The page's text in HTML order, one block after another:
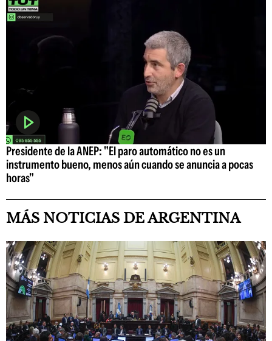
Presidente de la ANEP: "El paro automático no es un
instrumento bueno, menos aún cuando se anuncia a pocas
horas"
MÁS NOTICIAS DE ARGENTINA